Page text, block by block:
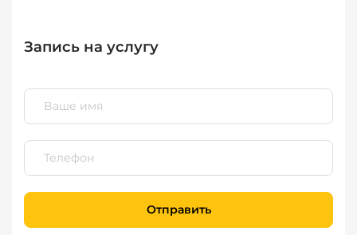
Запись на услугу
Отправить